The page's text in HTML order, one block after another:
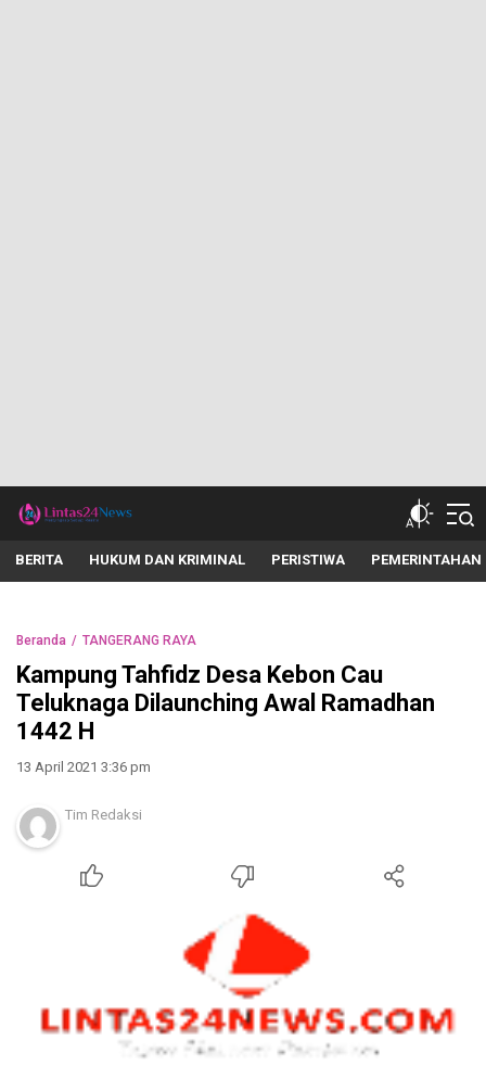
lintas24news.com
Menyingkap Setiap Realita
BERITA HUKUM DAN KRIMINAL PERISTIWA PEMERINTAHAN
Beranda TANGERANG RAYA
Kampung Tahfidz Desa Kebon Cau
Teluknaga Dilaunching Awal Ramadhan
1442 H
13 April 2021 3:36 pm
Tim Redaksi